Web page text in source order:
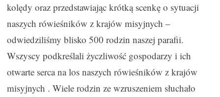
kolędy oraz przedstawiając krótką scenkę o sytuacji
naszych rówieśników z krajów misyjnych –
odwiedziliśmy blisko 500 rodzin naszej parafii.
Wszyscy podkreślali życzliwość gospodarzy i ich
otwarte serca na los naszych rówieśników z krajów
misyjnych . Wiele rodzin ze wzruszeniem słuchało